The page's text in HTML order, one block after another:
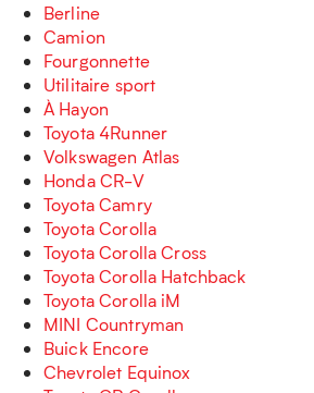
Berline
Camion
Fourgonnette
Utilitaire sport
À Hayon
Toyota 4Runner
Volkswagen Atlas
Honda CR-V
Toyota Camry
Toyota Corolla
Toyota Corolla Cross
Toyota Corolla Hatchback
Toyota Corolla iM
MINI Countryman
Buick Encore
Chevrolet Equinox